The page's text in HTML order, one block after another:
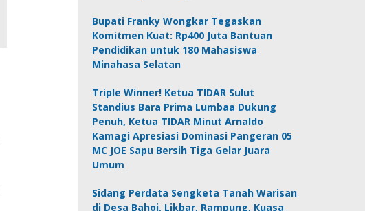
Bupati Franky Wongkar Tegaskan
Komitmen Kuat: Rp400 Juta Bantuan
Pendidikan untuk 180 Mahasiswa
Minahasa Selatan
Triple Winner! Ketua TIDAR Sulut
Standius Bara Prima Lumbaa Dukung
Penuh, Ketua TIDAR Minut Arnaldo
Kamagi Apresiasi Dominasi Pangeran 05
MC JOE Sapu Bersih Tiga Gelar Juara
Umum
Sidang Perdata Sengketa Tanah Warisan
di Desa Bahoi, Likbar, Rampung, Kuasa